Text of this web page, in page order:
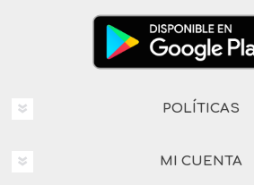
POLÍTICAS
MI CUENTA